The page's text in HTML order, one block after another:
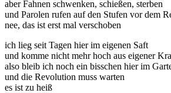
aber Fahnen schwenken, schießen, sterben
und Parolen rufen auf den Stufen vor dem
nee, das ist erst mal verschoben
ich lieg seit Tagen hier im eigenen Saft
und komme nicht mehr hoch aus eigener
also bleib ich noch ein bisschen hier im
und die Revolution muss warten
es ist zu heiß